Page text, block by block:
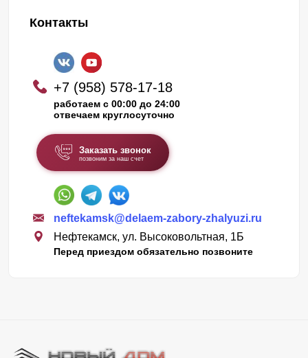
Контакты
+7 (958) 578-17-18
работаем с 00:00 до 24:00
отвечаем круглосуточно
Заказать звонок
позвоним за наш счет
neftekamsk@delaem-zabory-zhalyuzi.ru
Нефтекамск, ул. Высоковольтная, 1Б
Перед приездом обязательно позвоните